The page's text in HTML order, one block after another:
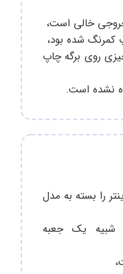
خالی است،
کمرنگ شده بود،
روی برگه چاپ
نشده است.
را بسته به مدل
شبیه یک جعبه